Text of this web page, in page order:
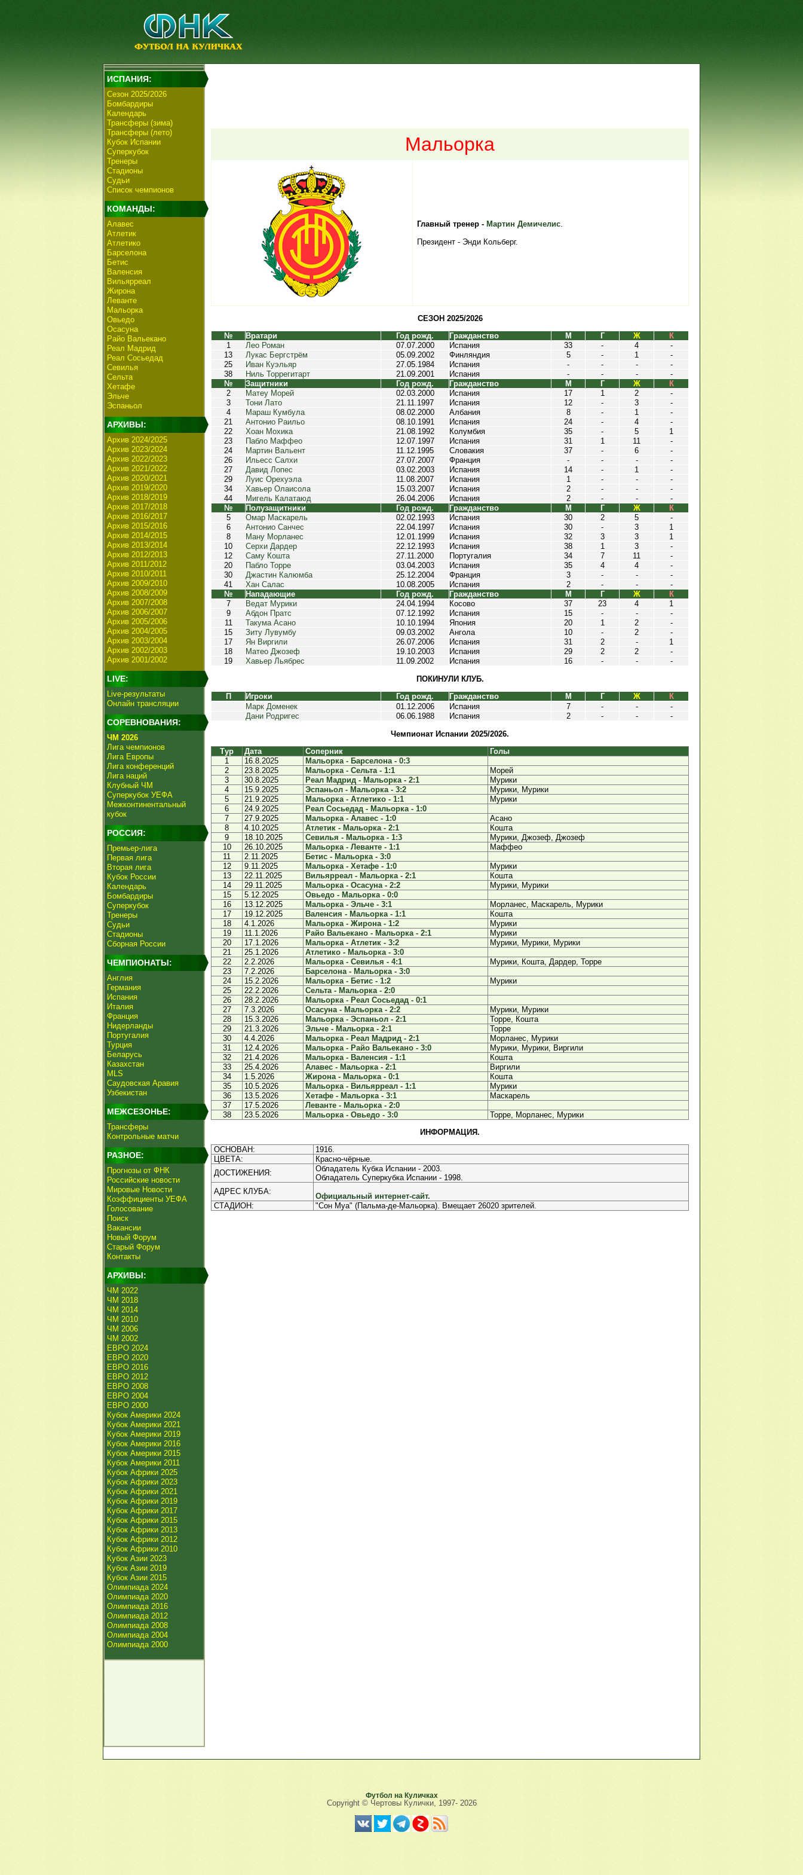
ИСПАНИЯ:
Сезон 2025/2026
Бомбардиры
Календарь
Трансферы (зима)
Трансферы (лето)
Кубок Испании
Суперкубок
Тренеры
Стадионы
Судьи
Список чемпионов
КОМАНДЫ:
Алавес
Атлетик
Атлетико
Барселона
Бетис
Валенсия
Вильярреал
Жирона
Леванте
Мальорка
Овьедо
Осасуна
Райо Вальекано
Реал Мадрид
Реал Сосьедад
Севилья
Сельта
Хетафе
Эльче
Эспаньол
АРХИВЫ:
Архив 2024/2025
Архив 2023/2024
Архив 2022/2023
Архив 2021/2022
Архив 2020/2021
Архив 2019/2020
Архив 2018/2019
Архив 2017/2018
Архив 2016/2017
Архив 2015/2016
Архив 2014/2015
Архив 2013/2014
Архив 2012/2013
Архив 2011/2012
Архив 2010/2011
Архив 2009/2010
Архив 2008/2009
Архив 2007/2008
Архив 2006/2007
Архив 2005/2006
Архив 2004/2005
Архив 2003/2004
Архив 2002/2003
Архив 2001/2002
LIVE:
Live-результаты
Онлайн трансляции
СОРЕВНОВАНИЯ:
ЧМ 2026
Лига чемпионов
Лига Европы
Лига конференций
Лига наций
Клубный ЧМ
Суперкубок УЕФА
Межконтинентальный
кубок
РОССИЯ:
Премьер-лига
Первая лига
Вторая лига
Кубок России
Календарь
Бомбардиры
Суперкубок
Тренеры
Судьи
Стадионы
Сборная России
ЧЕМПИОНАТЫ:
Англия
Германия
Испания
Италия
Франция
Нидерланды
Португалия
Турция
Беларусь
Казахстан
MLS
Саудовская Аравия
Узбекистан
МЕЖСЕЗОНЬЕ:
Трансферы
Контрольные матчи
РАЗНОЕ:
Прогнозы от ФНК
Российские новости
Мировые Новости
Коэффициенты УЕФА
Голосование
Поиск
Вакансии
Новый Форум
Старый Форум
Контакты
АРХИВЫ:
ЧМ 2022
ЧМ 2018
ЧМ 2014
ЧМ 2010
ЧМ 2006
ЧМ 2002
ЕВРО 2024
ЕВРО 2020
ЕВРО 2016
ЕВРО 2012
ЕВРО 2008
ЕВРО 2004
ЕВРО 2000
Кубок Америки 2024
Кубок Америки 2021
Кубок Америки 2019
Кубок Америки 2016
Кубок Америки 2015
Кубок Америки 2011
Кубок Африки 2025
Кубок Африки 2023
Кубок Африки 2021
Кубок Африки 2019
Кубок Африки 2017
Кубок Африки 2015
Кубок Африки 2013
Кубок Африки 2012
Кубок Африки 2010
Кубок Азии 2023
Кубок Азии 2019
Кубок Азии 2015
Олимпиада 2024
Олимпиада 2020
Олимпиада 2016
Олимпиада 2012
Олимпиада 2008
Олимпиада 2004
Олимпиада 2000
Мальорка
Главный тренер - Мартин Демичелис.
Президент - Энди Кольберг.
СЕЗОН 2025/2026
№
Вратари Год рожд. Гражданство М Г Ж
К
1
Лео Роман 07.07.2000 Испания 33 - 4
-
13
Лукас Бергстрём 05.09.2002 Финляндия 5 - 1
-
25
Иван Куэльяр 27.05.1984 Испания - - -
-
38
Ниль Торрегитарт 21.09.2001 Испания - - -
-
№
Защитники Год рожд. Гражданство М Г Ж
К
2
Матеу Морей 02.03.2000 Испания 17 1 2
-
3
Тони Лато 21.11.1997 Испания 12 - 3
-
4
Мараш Кумбула 08.02.2000 Албания 8 - 1
-
21
Антонио Раильо 08.10.1991 Испания 24 - 4
-
22
Хоан Мохика 21.08.1992 Колумбия 35 - 5
1
23
Пабло Маффео 12.07.1997 Испания 31 1 11
-
24
Мартин Вальент 11.12.1995 Словакия 37 - 6
-
26
Ильесс Салхи 27.07.2007 Франция - - -
-
27
Давид Лопес 03.02.2003 Испания 14 - 1
-
29
Луис Орехуэла 11.08.2007 Испания 1 - -
-
34
Хавьер Олаисола 15.03.2007 Испания 2 - -
-
44
Мигель Калатаюд 26.04.2006 Испания 2 - -
-
№
Полузащитники Год рожд. Гражданство М Г Ж
К
5
Омар Маскарель 02.02.1993 Испания 30 2 5
-
6
Антонио Санчес 22.04.1997 Испания 30 - 3
1
8
Ману Морланес 12.01.1999 Испания 32 3 3
1
10
Серхи Дардер 22.12.1993 Испания 38 1 3
-
12
Саму Кошта 27.11.2000 Португалия 34 7 11
-
20
Пабло Торре 03.04.2003 Испания 35 4 4
-
30
Джастин Калюмба 25.12.2004 Франция 3 - -
-
41
Хан Салас 10.08.2005 Испания 2 - -
-
№
Нападающие Год рожд. Гражданство М Г Ж
К
7
Ведат Мурики 24.04.1994 Косово 37 23 4
1
9
Абдон Пратс 07.12.1992 Испания 15 - -
-
11
Такума Асано 10.10.1994 Япония 20 1 2
-
15
Зиту Лувумбу 09.03.2002 Ангола 10 - 2
-
17
Ян Виргили 26.07.2006 Испания 31 2 -
1
18
Матео Джозеф 19.10.2003 Испания 29 2 2
-
19
Хавьер Льябрес 11.09.2002 Испания 16 - -
-
ПОКИНУЛИ КЛУБ.
П
Игроки Год рожд. Гражданство М Г Ж
К
Марк Доменек
01.12.2006 Испания 7 - -
-
Дани Родригес
06.06.1988 Испания 2 - -
-
Чемпионат Испании 2025/2026.
Тур
Дата Соперник
Голы
1
16.8.2025
Мальорка - Барселона - 0:3
2
23.8.2025 Мальорка - Сельта - 1:1
Морей
3
30.8.2025 Реал Мадрид - Мальорка - 2:1
Мурики
4
15.9.2025 Эспаньол - Мальорка - 3:2
Мурики, Мурики
5
21.9.2025 Мальорка - Атлетико - 1:1
Мурики
6
24.9.2025
Реал Сосьедад - Мальорка - 1:0
7
27.9.2025 Мальорка - Алавес - 1:0
Асано
8
4.10.2025 Атлетик - Мальорка - 2:1
Кошта
9
18.10.2025 Севилья - Мальорка - 1:3
Мурики, Джозеф, Джозеф
10
26.10.2025 Мальорка - Леванте - 1:1
Маффео
11
2.11.2025
Бетис - Мальорка - 3:0
12
9.11.2025 Мальорка - Хетафе - 1:0
Мурики
13
22.11.2025 Вильярреал - Мальорка - 2:1
Кошта
14
29.11.2025 Мальорка - Осасуна - 2:2
Мурики, Мурики
15
5.12.2025
Овьедо - Мальорка - 0:0
16
13.12.2025 Мальорка - Эльче - 3:1
Морланес, Маскарель, Мурики
17
19.12.2025 Валенсия - Мальорка - 1:1
Кошта
18
4.1.2026 Мальорка - Жирона - 1:2
Мурики
19
11.1.2026 Райо Вальекано - Мальорка - 2:1
Мурики
20
17.1.2026 Мальорка - Атлетик - 3:2
Мурики, Мурики, Мурики
21
25.1.2026
Атлетико - Мальорка - 3:0
22
2.2.2026 Мальорка - Севилья - 4:1
Мурики, Кошта, Дардер, Торре
23
7.2.2026
Барселона - Мальорка - 3:0
24
15.2.2026 Мальорка - Бетис - 1:2
Мурики
25
22.2.2026
Сельта - Мальорка - 2:0
26
28.2.2026
Мальорка - Реал Сосьедад - 0:1
27
7.3.2026 Осасуна - Мальорка - 2:2
Мурики, Мурики
28
15.3.2026 Мальорка - Эспаньол - 2:1
Торре, Кошта
29
21.3.2026 Эльче - Мальорка - 2:1
Торре
30
4.4.2026 Мальорка - Реал Мадрид - 2:1
Морланес, Мурики
31
12.4.2026 Мальорка - Райо Вальекано - 3:0
Мурики, Мурики, Виргили
32
21.4.2026 Мальорка - Валенсия - 1:1
Кошта
33
25.4.2026 Алавес - Мальорка - 2:1
Виргили
34
1.5.2026 Жирона - Мальорка - 0:1
Кошта
35
10.5.2026 Мальорка - Вильярреал - 1:1
Мурики
36
13.5.2026 Хетафе - Мальорка - 3:1
Маскарель
37
17.5.2026
Леванте - Мальорка - 2:0
38
23.5.2026 Мальорка - Овьедо - 3:0
Торре, Морланес, Мурики
ИНФОРМАЦИЯ.
ОСНОВАН:
1916.
ЦВЕТА:
Красно-чёрные.
ДОСТИЖЕНИЯ:
Обладатель Кубка Испании - 2003.
Обладатель Суперкубка Испании - 1998.
АДРЕС КЛУБА:
Официальный интернет-сайт.
СТАДИОН:
"Сон Муа" (Пальма-де-Мальорка). Вмещает 26020 зрителей.
Футбол на Куличках
Copyright © Чертовы Кулички, 1997- 2026